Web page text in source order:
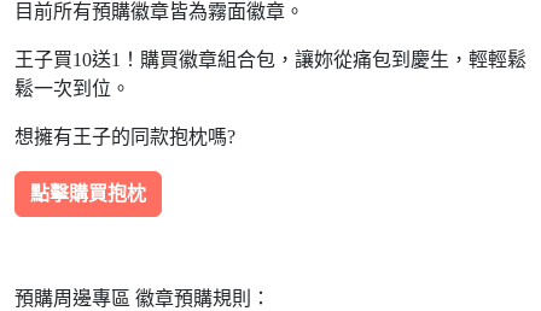
目前所有預購徽章皆為霧面徽章。
王子買10送1！購買徽章組合包，讓妳從痛包到慶生，輕輕鬆
鬆一次到位。
想擁有王子的同款抱枕嗎?
點擊購買抱枕
預購周邊專區 徽章預購規則：